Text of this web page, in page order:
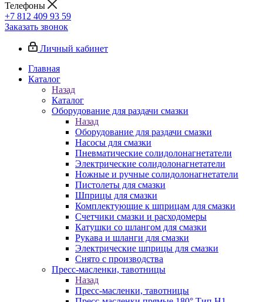
Телефоны
+7 812 409 93 59
Заказать звонок
Личный кабинет
Главная
Каталог
Назад
Каталог
Оборудование для раздачи смазки
Назад
Оборудование для раздачи смазки
Насосы для смазки
Пневматические солидолонагнетатели
Электрические солидолонагнетатели
Ножные и ручные солидолонагнетатели
Пистолеты для смазки
Шприцы для смазки
Комплектующие к шприцам для смазки
Счетчики смазки и расходомеры
Катушки со шлангом для смазки
Рукава и шланги для смазки
Электрические шприцы для смазки
Снято с производства
Пресс-масленки, тавотницы
Назад
Пресс-масленки, тавотницы